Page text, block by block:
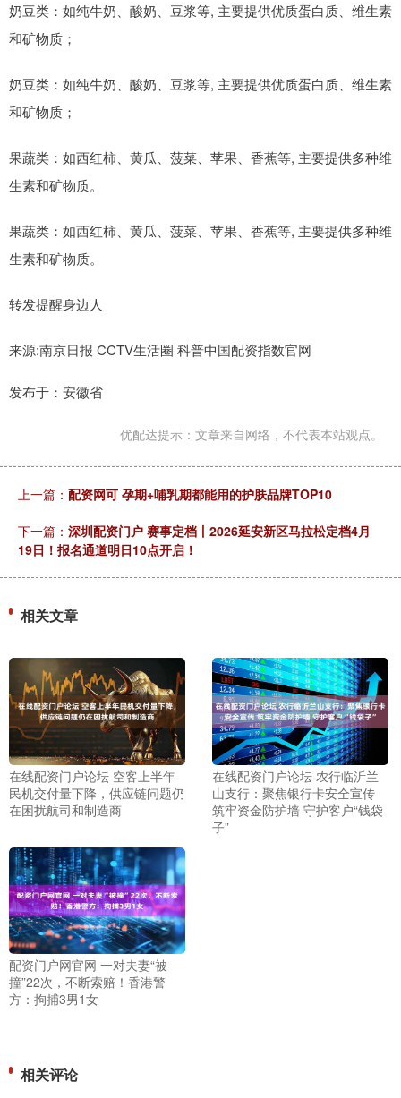
奶豆类：如纯牛奶、酸奶、豆浆等, 主要提供优质蛋白质、维生素
和矿物质；
奶豆类：如纯牛奶、酸奶、豆浆等, 主要提供优质蛋白质、维生素
和矿物质；
果蔬类：如西红柿、黄瓜、菠菜、苹果、香蕉等, 主要提供多种维
生素和矿物质。
果蔬类：如西红柿、黄瓜、菠菜、苹果、香蕉等, 主要提供多种维
生素和矿物质。
转发提醒身边人
来源:南京日报 CCTV生活圈 科普中国配资指数官网
发布于：安徽省
优配达提示：文章来自网络，不代表本站观点。
上一篇： 配资网可 孕期+哺乳期都能用的护肤品牌TOP10
下一篇： 深圳配资门户 赛事定档丨2026延安新区马拉松定档4月
19日！报名通道明日10点开启！
相关文章
在线配资门户论坛 空客上半年
民机交付量下降，供应链问题仍
在困扰航司和制造商
在线配资门户论坛 农行临沂兰
山支行：聚焦银行卡安全宣传
筑牢资金防护墙 守护客户“钱袋
子”
配资门户网官网 一对夫妻“被
撞”22次，不断索赔！香港警
方：拘捕3男1女
相关评论